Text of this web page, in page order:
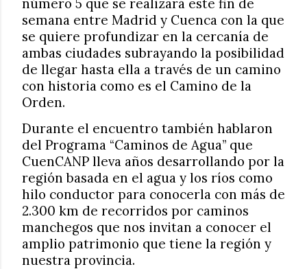
número 5 que se realizará este fin de
semana entre Madrid y Cuenca con la que
se quiere profundizar en la cercanía de
ambas ciudades subrayando la posibilidad
de llegar hasta ella a través de un camino
con historia como es el Camino de la
Orden.
Durante el encuentro también hablaron
del Programa “Caminos de Agua” que
CuenCANP lleva años desarrollando por la
región basada en el agua y los ríos como
hilo conductor para conocerla con más de
2.300 km de recorridos por caminos
manchegos que nos invitan a conocer el
amplio patrimonio que tiene la región y
nuestra provincia.